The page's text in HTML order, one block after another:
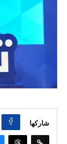
شاركها